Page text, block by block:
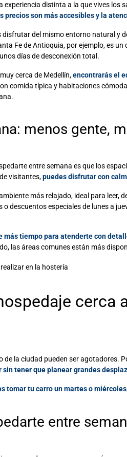
experiencia distinta a la que vives los
precios son más accesibles y la
disfrutar del mismo entorno natural y
Fe de Antioquia, por ejemplo, es un
días de desconexión total.
cerca de Medellín,encontrarás el
comida típica y habitaciones
: menos gente,
entre semana es que los
visitantes,puedes disfrutar con
más relajado, ideal para leer,
descuentos especiales de lunes a
más tiempo para atenderte con
las áreas comunes están más
en la hostería
cerca
de la ciudad pueden ser agotadores.
tener que planear grandes
tomar tu carro un martes o
entre